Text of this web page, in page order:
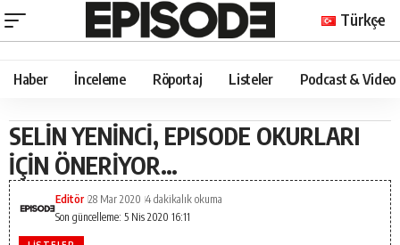
Türkçe
Haber İnceleme Röportaj Listeler Podcast & Video
SELİN YENİNCİ, EPISODE OKURLARI
İÇİN ÖNERİYOR…
Son güncelleme: 5 Nis 2020 16:11
Editör 28 Mar 2020 4 dakikalık okuma